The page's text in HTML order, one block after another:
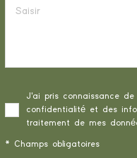
J'ai pris connaissance
confidentialité et des
traitement de mes
* Champs obligatoires